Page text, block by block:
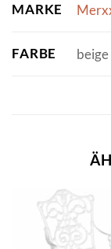
MARKE
FARBE beige